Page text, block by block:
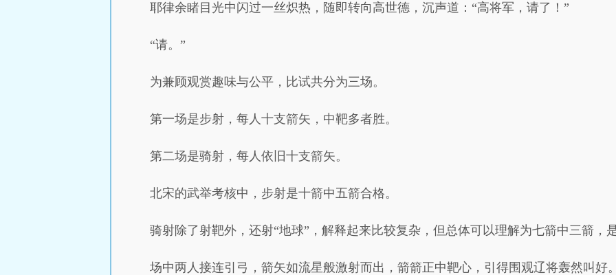
耶律余睹目光中闪过一丝炽热，随即转向高世德，沉声道：“高将军，请了！”
“请。”
为兼顾观赏趣味与公平，比试共分为三场。
第一场是步射，每人十支箭矢，中靶多者胜。
第二场是骑射，每人依旧十支箭矢。
北宋的武举考核中，步射是十箭中五箭合格。
骑射除了射靶外，还射“地球”，解释起来比较复杂，但总体可以理解为七箭中三箭，
场中两人接连引弓，箭矢如流星般激射而出，箭箭正中靶心，引得围观辽将轰然叫好